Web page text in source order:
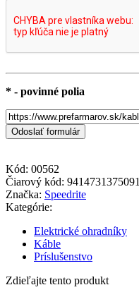
* - povinné polia
Kód: 00562
Čiarový kód: 9414731375091
Značka: Speedrite
Kategórie:
Elektrické ohradníky
Káble
Príslušenstvo
Zdieľajte tento produkt